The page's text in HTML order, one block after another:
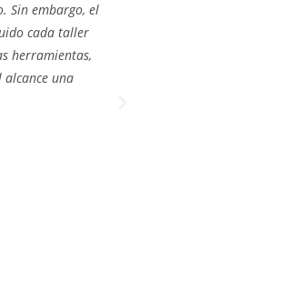
Sin embargo, el
cada taller
herramientas,
una